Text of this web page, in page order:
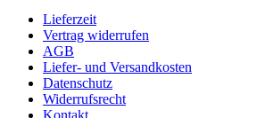
Lieferzeit
Vertrag widerrufen
AGB
Liefer- und Versandkosten
Datenschutz
Widerrufsrecht
Kontakt